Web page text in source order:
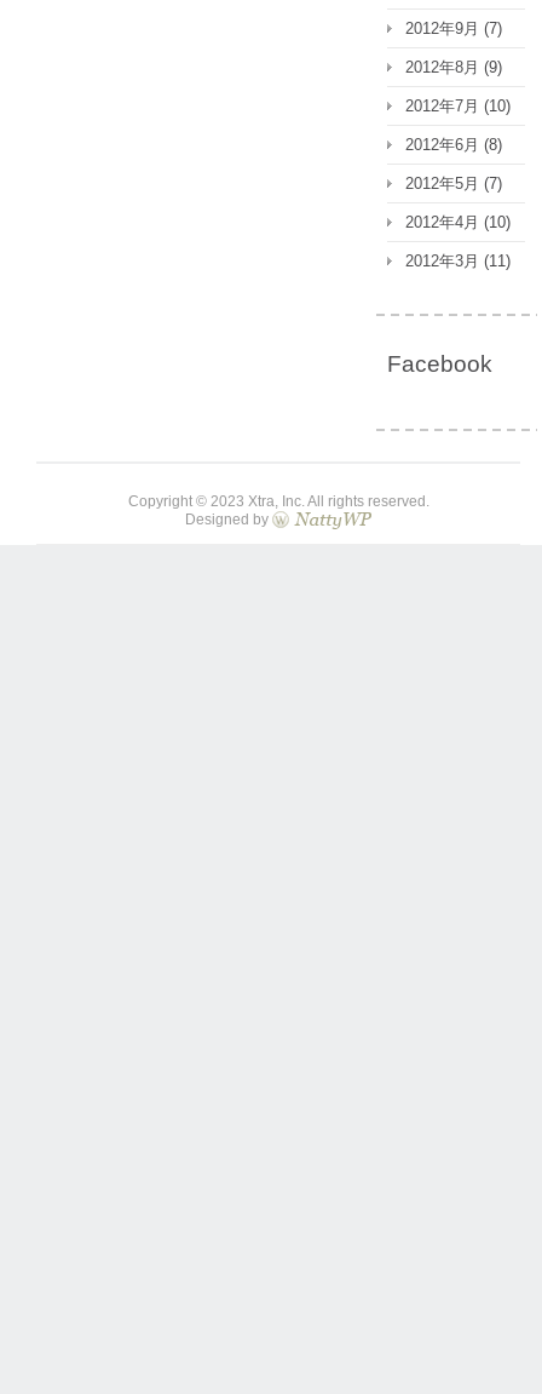
2012年9月 (7)
2012年8月 (9)
2012年7月 (10)
2012年6月 (8)
2012年5月 (7)
2012年4月 (10)
2012年3月 (11)
Facebook
Copyright © 2023 Xtra, Inc. All rights reserved.
Designed by